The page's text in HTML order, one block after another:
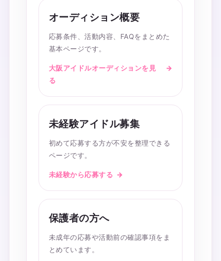
オーディション概要
応募条件、活動内容、FAQをまとめた
基本ページです。
大阪アイドルオーディションを見
る
未経験アイドル募集
初めて応募する方が不安を整理できる
ページです。
未経験から応募する
保護者の方へ
未成年の応募や活動前の確認事項をま
とめています。